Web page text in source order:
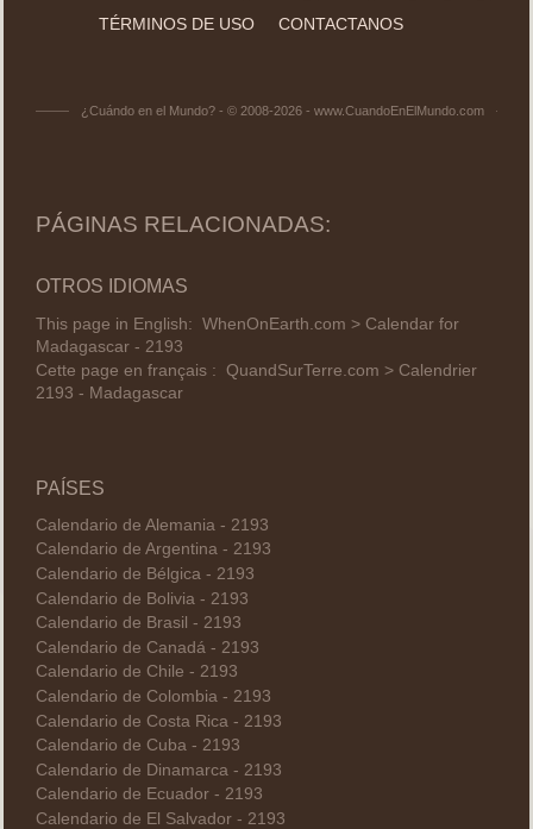
TÉRMINOS DE USO
CONTACTANOS
¿Cuándo en el Mundo? - © 2008-2026 - www.CuandoEnElMundo.com
PÁGINAS RELACIONADAS:
OTROS IDIOMAS
This page in English: WhenOnEarth.com > Calendar for
Madagascar - 2193
Cette page en français : QuandSurTerre.com > Calendrier
2193 - Madagascar
PAÍSES
Calendario de Alemania - 2193
Calendario de Argentina - 2193
Calendario de Bélgica - 2193
Calendario de Bolivia - 2193
Calendario de Brasil - 2193
Calendario de Canadá - 2193
Calendario de Chile - 2193
Calendario de Colombia - 2193
Calendario de Costa Rica - 2193
Calendario de Cuba - 2193
Calendario de Dinamarca - 2193
Calendario de Ecuador - 2193
Calendario de El Salvador - 2193